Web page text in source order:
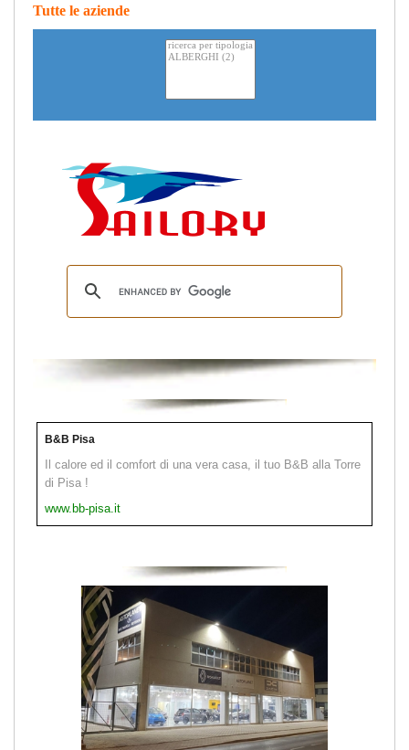
Tutte le aziende
B&B Pisa
Il calore ed il comfort di una vera casa, il tuo B&B alla Torre
di Pisa !
www.bb-pisa.it